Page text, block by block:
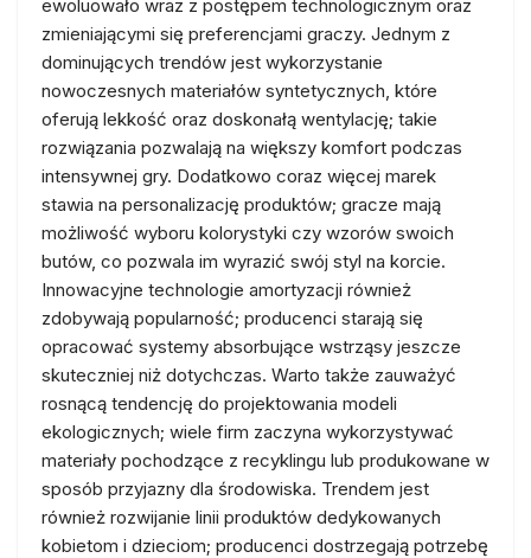
ewoluowało wraz z postępem technologicznym oraz
zmieniającymi się preferencjami graczy. Jednym z
dominujących trendów jest wykorzystanie
nowoczesnych materiałów syntetycznych, które
oferują lekkość oraz doskonałą wentylację; takie
rozwiązania pozwalają na większy komfort podczas
intensywnej gry. Dodatkowo coraz więcej marek
stawia na personalizację produktów; gracze mają
możliwość wyboru kolorystyki czy wzorów swoich
butów, co pozwala im wyrazić swój styl na korcie.
Innowacyjne technologie amortyzacji również
zdobywają popularność; producenci starają się
opracować systemy absorbujące wstrząsy jeszcze
skuteczniej niż dotychczas. Warto także zauważyć
rosnącą tendencję do projektowania modeli
ekologicznych; wiele firm zaczyna wykorzystywać
materiały pochodzące z recyklingu lub produkowane w
sposób przyjazny dla środowiska. Trendem jest
również rozwijanie linii produktów dedykowanych
kobietom i dzieciom; producenci dostrzegają potrzebę